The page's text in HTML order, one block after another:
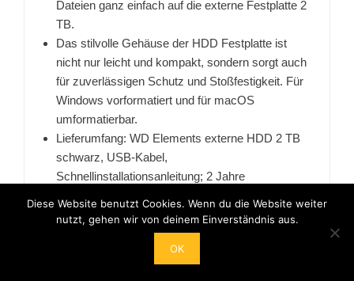
Dateien ganz einfach auf die externe Festplatte 2
TB.
Das stilvolle Gehäuse der HDD Festplatte ist
nicht nur leicht und kompakt, sondern sorgt auch
für zuverlässigen Schutz und Stoßfestigkeit. Für
Windows vorformatiert und für macOS
umformatierbar.
Lieferumfang: WD Elements externe HDD 2 TB
schwarz, USB-Kabel,
Schnellinstallationsanleitung; 2 Jahre
75,99 EUR
Bei Amazon anschauen
Diese Website benutzt Cookies. Wenn du die Website weiter
nutzt, gehen wir von deinem Einverständnis aus.
OK